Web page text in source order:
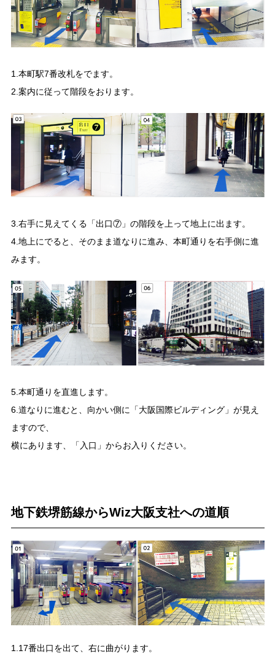
1.本町駅7番改札をでます。
2.案内に従って階段をおります。
3.右手に見えてくる「出口⑦」の階段を上って地上に出ます。
4.地上にでると、そのまま道なりに進み、本町通りを右手側に進
みます。
5.本町通りを直進します。
6.道なりに進むと、向かい側に「大阪国際ビルディング」が見え
ますので、
横にあります、「入口」からお入りください。
地下鉄堺筋線からWiz大阪支社への道順
1.17番出口を出て、右に曲がります。